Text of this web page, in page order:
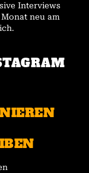
Interviews
neu am